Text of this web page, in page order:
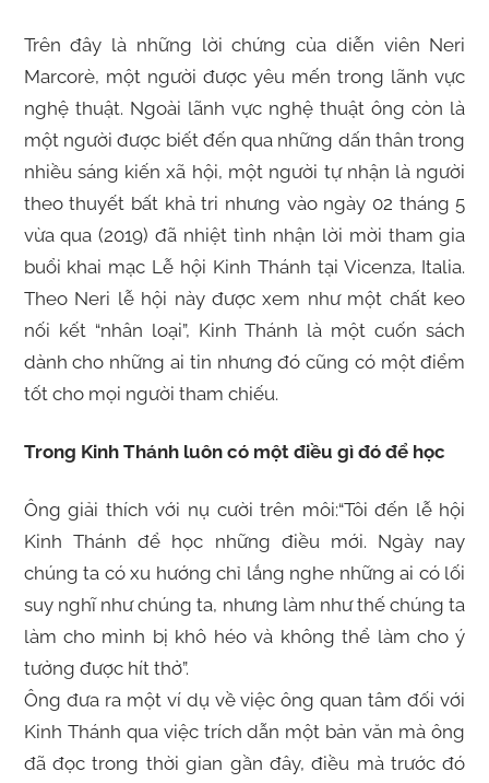
Trên đây là những lời chứng của diễn viên Neri
Marcorè, một người được yêu mến trong lãnh vực
nghệ thuật. Ngoài lãnh vực nghệ thuật ông còn là
một người được biết đến qua những dấn thân trong
nhiều sáng kiến xã hội, một người tự nhận là người
theo thuyết bất khả tri nhưng vào ngày 02 tháng 5
vừa qua (2019) đã nhiệt tình nhận lời mời tham gia
buổi khai mạc Lễ hội Kinh Thánh tại Vicenza, Italia.
Theo Neri lễ hội này được xem như một chất keo
nối kết “nhân loại”, Kinh Thánh là một cuốn sách
dành cho những ai tin nhưng đó cũng có một điểm
tốt cho mọi người tham chiếu.
Trong Kinh Thánh luôn có một điều gì đó để học
Ông giải thích với nụ cười trên môi:“Tôi đến lễ hội
Kinh Thánh để học những điều mới. Ngày nay
chúng ta có xu hướng chỉ lắng nghe những ai có lối
suy nghĩ như chúng ta, nhưng làm như thế chúng ta
làm cho mình bị khô héo và không thể làm cho ý
tưởng được hít thở”.
Ông đưa ra một ví dụ về việc ông quan tâm đối với
Kinh Thánh qua việc trích dẫn một bản văn mà ông
đã đọc trong thời gian gần đây, điều mà trước đó